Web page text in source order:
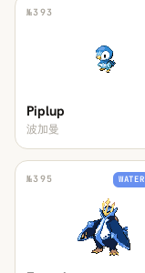
№393
Piplup
波加曼
№395 WATER